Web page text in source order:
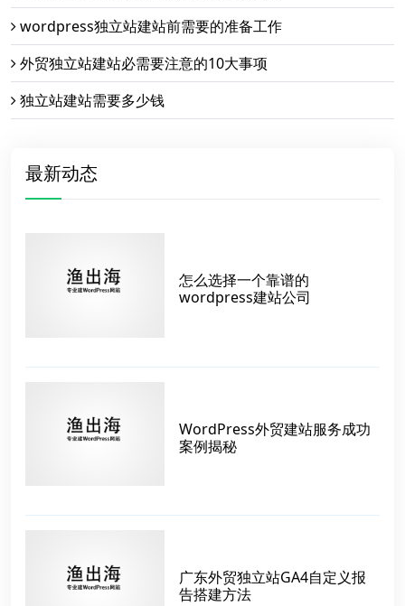
wordpress独立站建站前需要的准备工作
外贸独立站建站必需要注意的10大事项
独立站建站需要多少钱
最新动态
怎么选择一个靠谱的
wordpress建站公司
WordPress外贸建站服务成功
案例揭秘
广东外贸独立站GA4自定义报
告搭建方法